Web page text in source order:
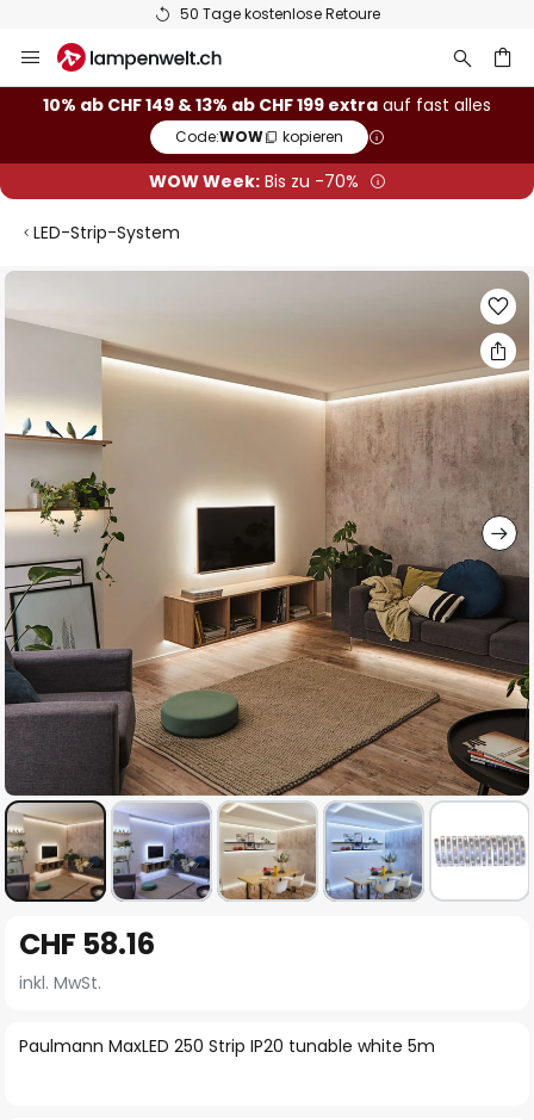
50 Tage kostenlose Retoure
Inhalt
springen
10% ab CHF 149 & 13% ab CHF 199 extra auf fast alles
Code:WOW kopieren
WOW Week:Bis zu -70%
LED-Strip-System
Zum
Ende
springen
Anfang
der
springen
Paulmann MaxLED 250 Strip IP20 tunable white 5m
CHF 58.16
inkl. MwSt.